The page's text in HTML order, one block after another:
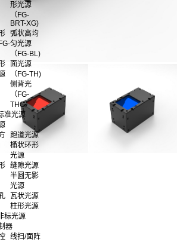
形光源
（FG-
BRT-XG)
弧状高均
匀光源
（FG-BL)
面光源
（FG-TH)
侧背光
（FG-
THC）
准光源
跑道光源
桶状环形
光源
缝隙光源
半圆无影
光源
瓦状光源
柱形光源
标光源
器
线扫/面阵